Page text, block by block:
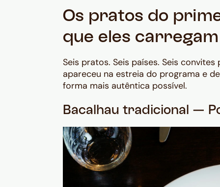
Os pratos do
que eles carregam
Seis pratos. Seis países. Seis
apareceu na estreia do programa e
forma mais autêntica possível.
Bacalhau tradicional —